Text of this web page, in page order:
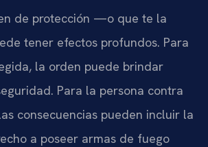
de protección —o que te la
tener efectos profundos. Para
la orden puede brindar
Para la persona contra
consecuencias pueden incluir la
a poseer armas de fuego